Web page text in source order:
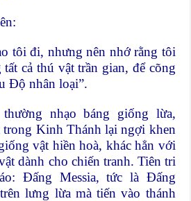
tôi đi, nhưng nên nhớ rằng tôi
cả thú vật trần gian, để cõng
Độ nhân loại”.
nhạo báng giống lừa,
trong Kinh Thánh lại ngợi khen
vật hiền hoà, khác hẳn với
dành cho chiến tranh. Tiên tri
Đấng Messia, tức là Đấng
lưng lừa mà tiến vào thánh